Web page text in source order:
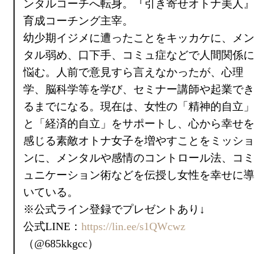
ンタルコーチへ転身。『引き寄せオトナ美人』
育成コーチング主宰。
幼少期イジメに遭ったことをキッカケに、メン
タル弱め、口下手、コミュ症などで人間関係に
悩む。人前で意見すら言えなかったが、心理
学、脳科学等を学び、セミナー講師や起業でき
るまでになる。現在は、女性の「精神的自立」
と「経済的自立」をサポートし、心から幸せを
感じる素敵オトナ女子を増やすことをミッショ
ンに、メンタルや感情のコントロール法、コミ
ュニケーション術などを伝授し女性を幸せに導
いている。
※公式ライン登録でプレゼントあり↓
公式LINE：https://lin.ee/s1QWcwz
（@685kkgcc）